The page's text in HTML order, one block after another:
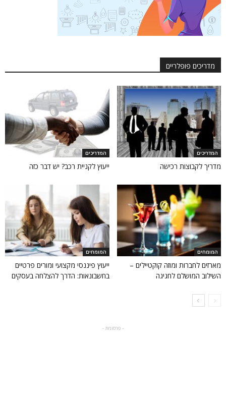
מדריכים פופלריים
המדריכים
מדריך לקבוצות רכישה
המדריכים
ייעוץ לקניית רכב? יש דבר כזה
המומחים
מארזים לחברות ומוזה קוקטיילים –
השילוב המושלם לחגיגה
המומחים
ייעוץ פיננסי מקצועי ומורים פרטיים
בחשבונאות: הדרך להצלחה בעסקים
- פרסומת -